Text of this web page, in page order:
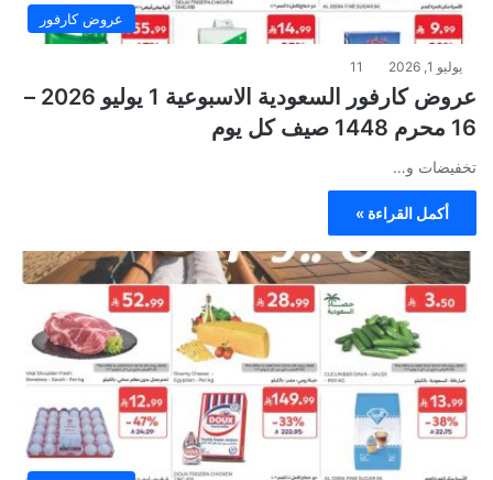
عروض كارفور
يوليو 1, 2026 11
عروض كارفور السعودية الاسبوعية 1 يوليو 2026 –
16 محرم 1448 صيف كل يوم
تخفيضات و…
أكمل القراءة »